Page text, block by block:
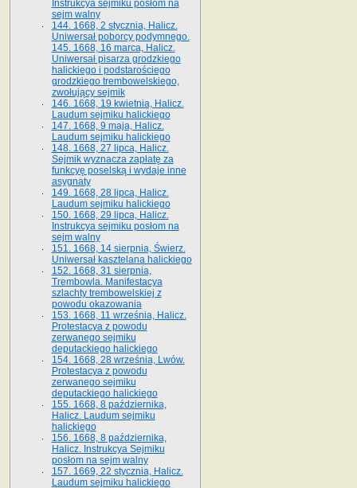
Instrukcya sejmiku posłom na
sejm walny
144. 1668, 2 stycznia, Halicz.
Uniwersał poborcy podymnego.
145. 1668, 16 marca, Halicz.
Uniwersał pisarza grodzkiego
halickiego i podstarościego
grodzkiego trembowelskiego,
zwołujący sejmik
146. 1668, 19 kwietnia, Halicz.
Laudum sejmiku halickiego
147. 1668, 9 maja, Halicz.
Laudum sejmiku halickiego
148. 1668, 27 lipca, Halicz.
Sejmik wyznacza zapłatę za
funkcyę poselską i wydaje inne
asygnaty
149. 1668, 28 lipca, Halicz.
Laudum sejmiku halickiego
150. 1668, 29 lipca, Halicz.
Instrukcya sejmiku posłom na
sejm walny
151. 1668, 14 sierpnia, Świerz.
Uniwersał kasztelana halickiego
152. 1668, 31 sierpnia,
Trembowla. Manifestacya
szlachty trembowelskiej z
powodu okazowania
153. 1668, 11 września, Halicz.
Protestacya z powodu
zerwanego sejmiku
deputackiego halickiego
154. 1668, 28 września, Lwów.
Protestacya z powodu
zerwanego sejmiku
deputackiego halickiego
155. 1668, 8 października,
Halicz. Laudum sejmiku
halickiego
156. 1668, 8 października,
Halicz. Instrukcya Sejmiku
posłom na sejm walny
157. 1669, 22 stycznia, Halicz.
Laudum sejmiku halickiego